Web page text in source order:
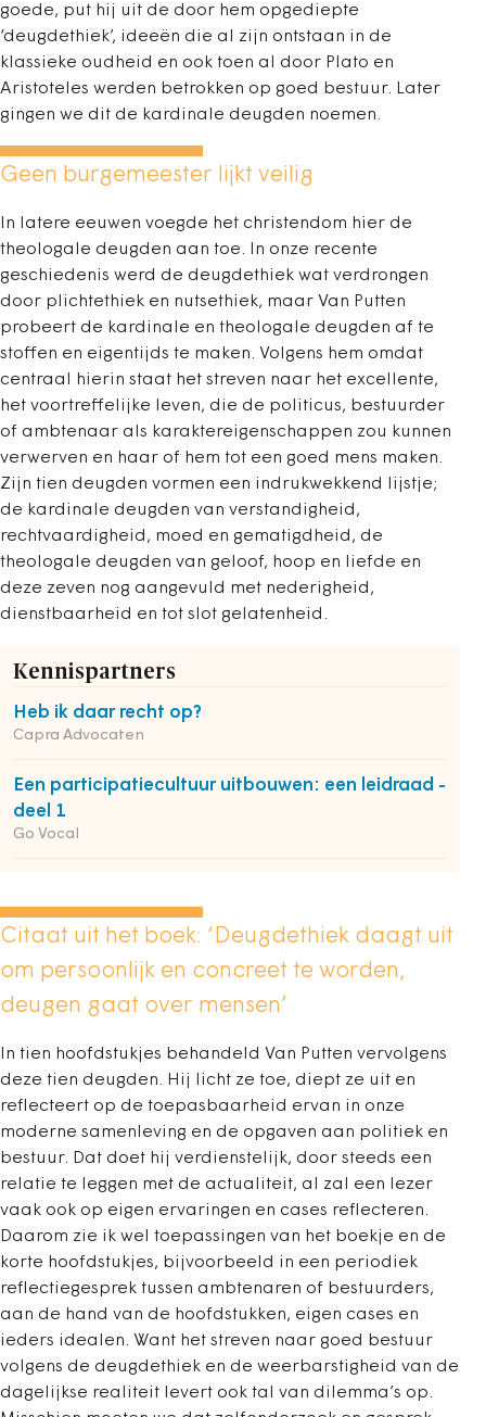
goede, put hij uit de door hem opgediepte
‘deugdethiek’, ideeën die al zijn ontstaan in de
klassieke oudheid en ook toen al door Plato en
Aristoteles werden betrokken op goed bestuur. Later
gingen we dit de kardinale deugden noemen.
Geen burgemeester lijkt veilig
In latere eeuwen voegde het christendom hier de
theologale deugden aan toe. In onze recente
geschiedenis werd de deugdethiek wat verdrongen
door plichtethiek en nutsethiek, maar Van Putten
probeert de kardinale en theologale deugden af te
stoffen en eigentijds te maken. Volgens hem omdat
centraal hierin staat het streven naar het excellente,
het voortreffelijke leven, die de politicus, bestuurder
of ambtenaar als karaktereigenschappen zou kunnen
verwerven en haar of hem tot een goed mens maken.
Zijn tien deugden vormen een indrukwekkend lijstje;
de kardinale deugden van verstandigheid,
rechtvaardigheid, moed en gematigdheid, de
theologale deugden van geloof, hoop en liefde en
deze zeven nog aangevuld met nederigheid,
dienstbaarheid en tot slot gelatenheid.
Kennispartners
Heb ik daar recht op?
Capra Advocaten
Een participatiecultuur uitbouwen: een leidraad -
deel 1
Go Vocal
Citaat uit het boek: ‘Deugdethiek daagt uit
om persoonlijk en concreet te worden,
deugen gaat over mensen’
In tien hoofdstukjes behandeld Van Putten vervolgens
deze tien deugden. Hij licht ze toe, diept ze uit en
reflecteert op de toepasbaarheid ervan in onze
moderne samenleving en de opgaven aan politiek en
bestuur. Dat doet hij verdienstelijk, door steeds een
relatie te leggen met de actualiteit, al zal een lezer
vaak ook op eigen ervaringen en cases reflecteren.
Daarom zie ik wel toepassingen van het boekje en de
korte hoofdstukjes, bijvoorbeeld in een periodiek
reflectiegesprek tussen ambtenaren of bestuurders,
aan de hand van de hoofdstukken, eigen cases en
ieders idealen. Want het streven naar goed bestuur
volgens de deugdethiek en de weerbarstigheid van de
dagelijkse realiteit levert ook tal van dilemma’s op.